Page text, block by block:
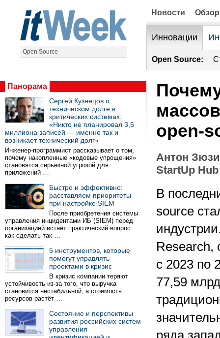
Open Source
Новости
Инновации
Open Source:
Панорама
Сергей Кузнецов о
техническом долге в
критических системах:
«Никто не планировал 3,5
миллиона записей — именно так и
возникает технический долг»
Инженер-программист рассказывает о том,
почему накопленные «кодовые упрощения»
становятся серьезной угрозой для
приложений …
Быстро и эффективно:
расставляем приоритеты
при настройке SIEM
После приобретения системы
управления инцидентами ИБ (SIEM) перед
организацией встаёт практический вопрос:
как сделать так …
5 инструментов, которые
помогут управлять
проектами в кризис
В кризис компании теряют
устойчивость из-за того, что выручка
становится нестабильной, а стоимость
ресурсов растёт …
Состояние и перспективы
развития российских систем
управления
open-
Антон
StartUp Hub
В
source
Research,
с 2023 по
77,59
ряда